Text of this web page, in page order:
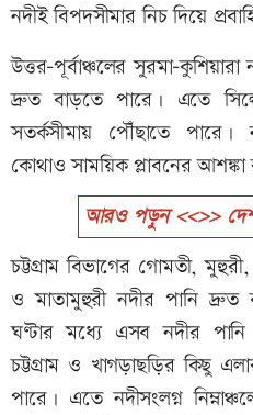
নদীই বিপদসীমার নিচ দিয়ে
উত্তর-পূর্বাঞ্চলের সুরমা-
দ্রুত বাড়তে পারে। এতে
সতর্কসীমায় পৌঁছাতে পারে।
কোথাও সাময়িক প্লাবনের আশঙ্কা
আরও পড়ুন <<>>
চট্টগ্রাম বিভাগের গোমতী,
ও মাতামুহুরী নদীর পানি
ঘণ্টার মধ্যে এসব নদীর পানি
চট্টগ্রাম ও খাগড়াছড়ির কিছু
পারে। এতে নদীসংলগ্ন